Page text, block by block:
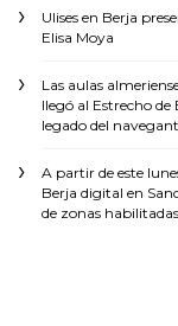
Ulises en Berja
Elisa Moya
Las aulas
llegó al Estrecho
legado del
A partir de este
Berja digital en
de zonas